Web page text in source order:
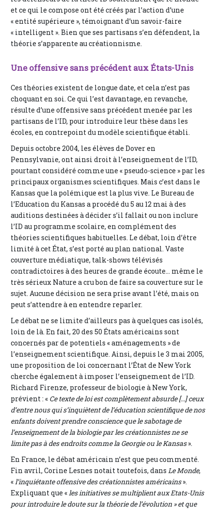
et ce qui le compose ont été créés par l’action d’une
« entité supérieure », témoignant d’un savoir-faire
« intelligent ». Bien que ses partisans s’en défendent, la
théorie s’apparente au créationnisme.
Une offensive sans précédent aux États-Unis
Ces théories existent de longue date, et cela n’est pas
choquant en soi. Ce qui l’est davantage, en revanche,
résulte d’une offensive sans précédent menée par les
partisans de l’ID, pour introduire leur thèse dans les
écoles, en contrepoint du modèle scientifique établi.
Depuis octobre 2004, les élèves de Dover en
Pennsylvanie, ont ainsi droit à l’enseignement de l’ID,
pourtant considéré comme une « pseudo-science » par les
principaux organismes scientifiques. Mais c’est dans le
Kansas que la polémique est la plus vive. Le Bureau de
l’Education du Kansas a procédé du 5 au 12 mai à des
auditions destinées à décider s’il fallait ou non inclure
l’ID au programme scolaire, en complément des
théories scientifiques habituelles. Le débat, loin d’être
limité à cet État, s’est porté au plan national. Vaste
couverture médiatique, talk-shows télévisés
contradictoires à des heures de grande écoute... même le
très sérieux Nature a cru bon de faire sa couverture sur le
sujet. Aucune décision ne sera prise avant l’été, mais on
peut s’attendre à en entendre reparler.
Le débat ne se limite d’ailleurs pas à quelques cas isolés,
loin de là. En fait, 20 des 50 États américains sont
concernés par de potentiels « aménagements » de
l’enseignement scientifique. Ainsi, depuis le 3 mai 2005,
une proposition de loi concernant l’État de New York
cherche également à imposer l’enseignement de l’ID.
Richard Firenze, professeur de biologie à New York,
prévient : « Ce texte de loi est complètement absurde [...] ceux
d’entre nous qui s’inquiètent de l’éducation scientifique de nos
enfants doivent prendre conscience que le sabotage de
l’enseignement de la biologie par les créationnistes ne se
limite pas à des endroits comme la Georgie ou le Kansas».
En France, le débat américain n’est que peu commenté.
Fin avril, Corine Lesnes notait toutefois, dansLe Monde,
«l’inquiétante offensive des créationnistes américains».
Expliquant que «les initiatives se multiplient aux Etats-Unis
pour introduire le doute sur la théorie de l’évolution » et que